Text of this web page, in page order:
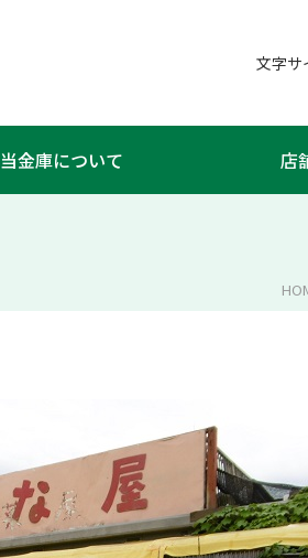
文字
当金庫について 店